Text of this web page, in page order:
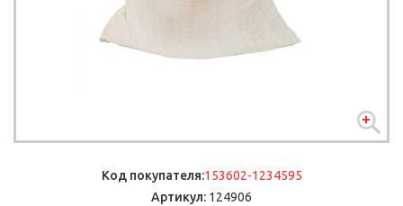
Код покупателя:153602-1234595
Артикул: 124906